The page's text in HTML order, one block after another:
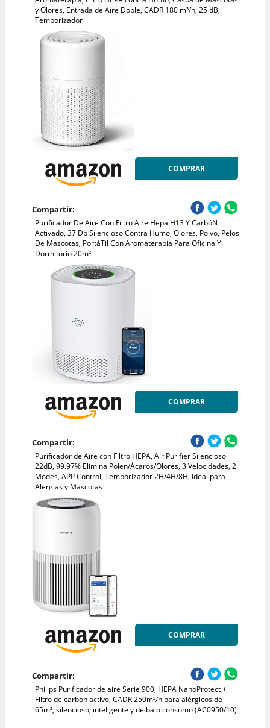
y Olores, Entrada de Aire Doble, CADR 180 m³/h, 25 dB,
Temporizador
COMPRAR
Compartir:
Purificador De Aire Con Filtro Aire Hepa H13 Y CarbóN
Activado, 37 Db Silencioso Contra Humo, Olores, Polvo, Pelos
De Mascotas, PortáTil Con Aromaterapia Para Oficina Y
Dormitorio 20m²
COMPRAR
Compartir:
Purificador de Aire con Filtro HEPA, Air Purifier Silencioso
22dB, 99.97% Elimina Polen/Ácaros/Olores, 3 Velocidades, 2
Modes, APP Control, Temporizador 2H/4H/8H, Ideal para
Alergias y Mascotas
COMPRAR
Compartir:
Philips Purificador de aire Serie 900, HEPA NanoProtect +
Filtro de carbón activo, CADR 250m³/h para alérgicos de
65m², silencioso, inteligente y de bajo consumo (AC0950/10)